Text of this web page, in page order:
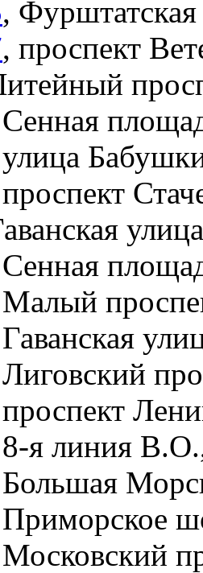
,
, проспект
Сенная
улица
проспект
Сенная
Малый
Гаванская
Лиговский
проспект
8-я линия
Большая
Приморское
Московский